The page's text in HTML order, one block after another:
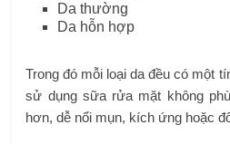
Da thường
Da hỗn hợp
Trong đó mỗi loại da đều có một
sử dụng sữa rửa mặt không
hơn, dễ nổi mụn, kích ứng hoặc